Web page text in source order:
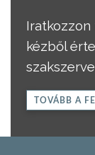
kézből
TOVÁBB A